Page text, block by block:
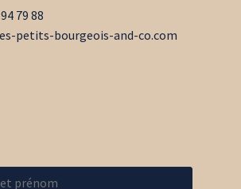
79 88
petits-bourgeois-and-co.com